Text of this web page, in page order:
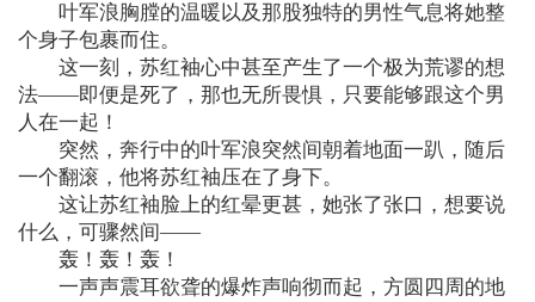
叶军浪胸膛的温暖以及那股独特的男性气息将她整
个身子包裹而住。
这一刻，苏红袖心中甚至产生了一个极为荒谬的想
法——即便是死了，那也无所畏惧，只要能够跟这个男
人在一起！
突然，奔行中的叶军浪突然间朝着地面一趴，随后
一个翻滚，他将苏红袖压在了身下。
这让苏红袖脸上的红晕更甚，她张了张口，想要说
什么，可骤然间——
轰！轰！轰！
一声声震耳欲聋的爆炸声响彻而起，方圆四周的地